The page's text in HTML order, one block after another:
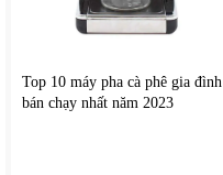
Top 10 máy pha cà phê gia đình
bán chạy nhất năm 2023